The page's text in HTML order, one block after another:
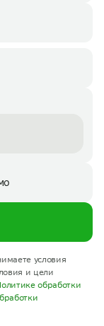
условия
и цели
обработки